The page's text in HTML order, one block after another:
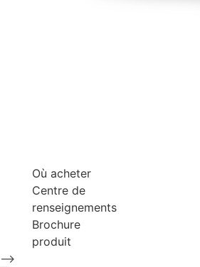
Où acheter
Centre de
renseignements
Brochure
produit
-->